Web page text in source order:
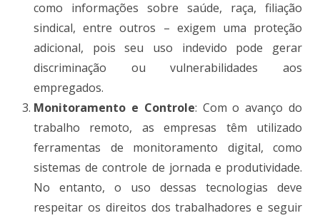
como informações sobre saúde, raça, filiação
sindical, entre outros – exigem uma proteção
adicional, pois seu uso indevido pode gerar
discriminação ou vulnerabilidades aos
empregados​.
Monitoramento e Controle: Com o avanço do
trabalho remoto, as empresas têm utilizado
ferramentas de monitoramento digital, como
sistemas de controle de jornada e produtividade.
No entanto, o uso dessas tecnologias deve
respeitar os direitos dos trabalhadores e seguir